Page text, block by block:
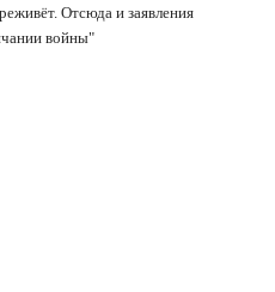
Отсюда и заявления
войны"